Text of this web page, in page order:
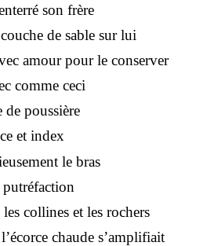
son frère
de sable sur lui
amour pour le conserver
comme ceci
poussière
et index
le bras
collines et les rochers
chaude s’amplifiait